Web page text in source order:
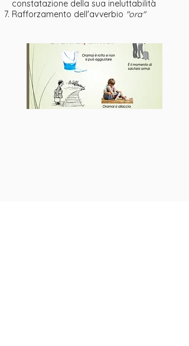
constatazione della sua ineluttabilità
Rafforzamento dell'avverbio "ora"